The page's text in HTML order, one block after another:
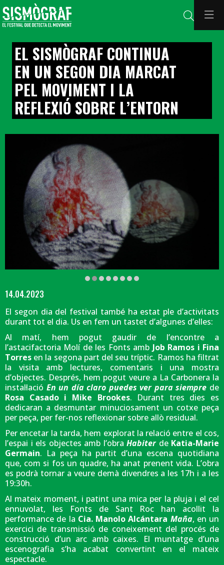
Cerca
EL SISMÒGRAF CONTINUA
EN UN SEGON DIA MARCAT
PEL MOVIMENT I LA
REFLEXIÓ SOBRE L’ENTORN
Diapositiva 2 de 8: 'Cratera' de Circolando | © Martí Albesa
14.04.2023
El segon dia del festival també ha estat ple d’activitats
durant tot el dia. Us en fem un tastet d’algunes d’elles:
Al matí, hem pogut gaudir de l’encontre a
l’astacifactoria Molí de les Fonts amb Job Ramos i Fina
Torres en la segona part del seu tríptic. Ramos ha filtrat
la visita amb lectures, comentaris i una mostra
d’objectes. Després, hem pogut veure a La Carbonera la
instal·lació En un día claro puedes ver para siempre de
Rosa Casado i Mike Brookes. Durant tres dies es
dedicaran a desmuntar minuciosament un cotxe peça
per peça, per fer-nos reflexionar sobre allò residual.
Per encetar la tarda, hem explorat la relació entre el cos,
l’espai i els objectes amb l’obra Habiterde Katia-Marie
Germain. La peça ha partit d’una escena quotidiana
que, com si fos un quadre, ha anat prenent vida. L’obra
es podrà tornar a veure demà divendres a les 17h i a les
19:30h.
Al mateix moment, i patint una mica per la pluja i el cel
ennuvolat, les Fonts de Sant Roc han acollit la
performance de la Cia. Manolo Alcántara Maña, en un
exercici de transmissió de coneixement del procés de
construcció d’un arc amb caixes. El muntatge d’una
escenografia s’ha acabat convertint en el mateix
espectacle.